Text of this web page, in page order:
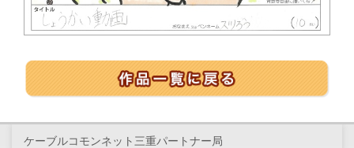
ケーブルコモンネット三重パートナー局